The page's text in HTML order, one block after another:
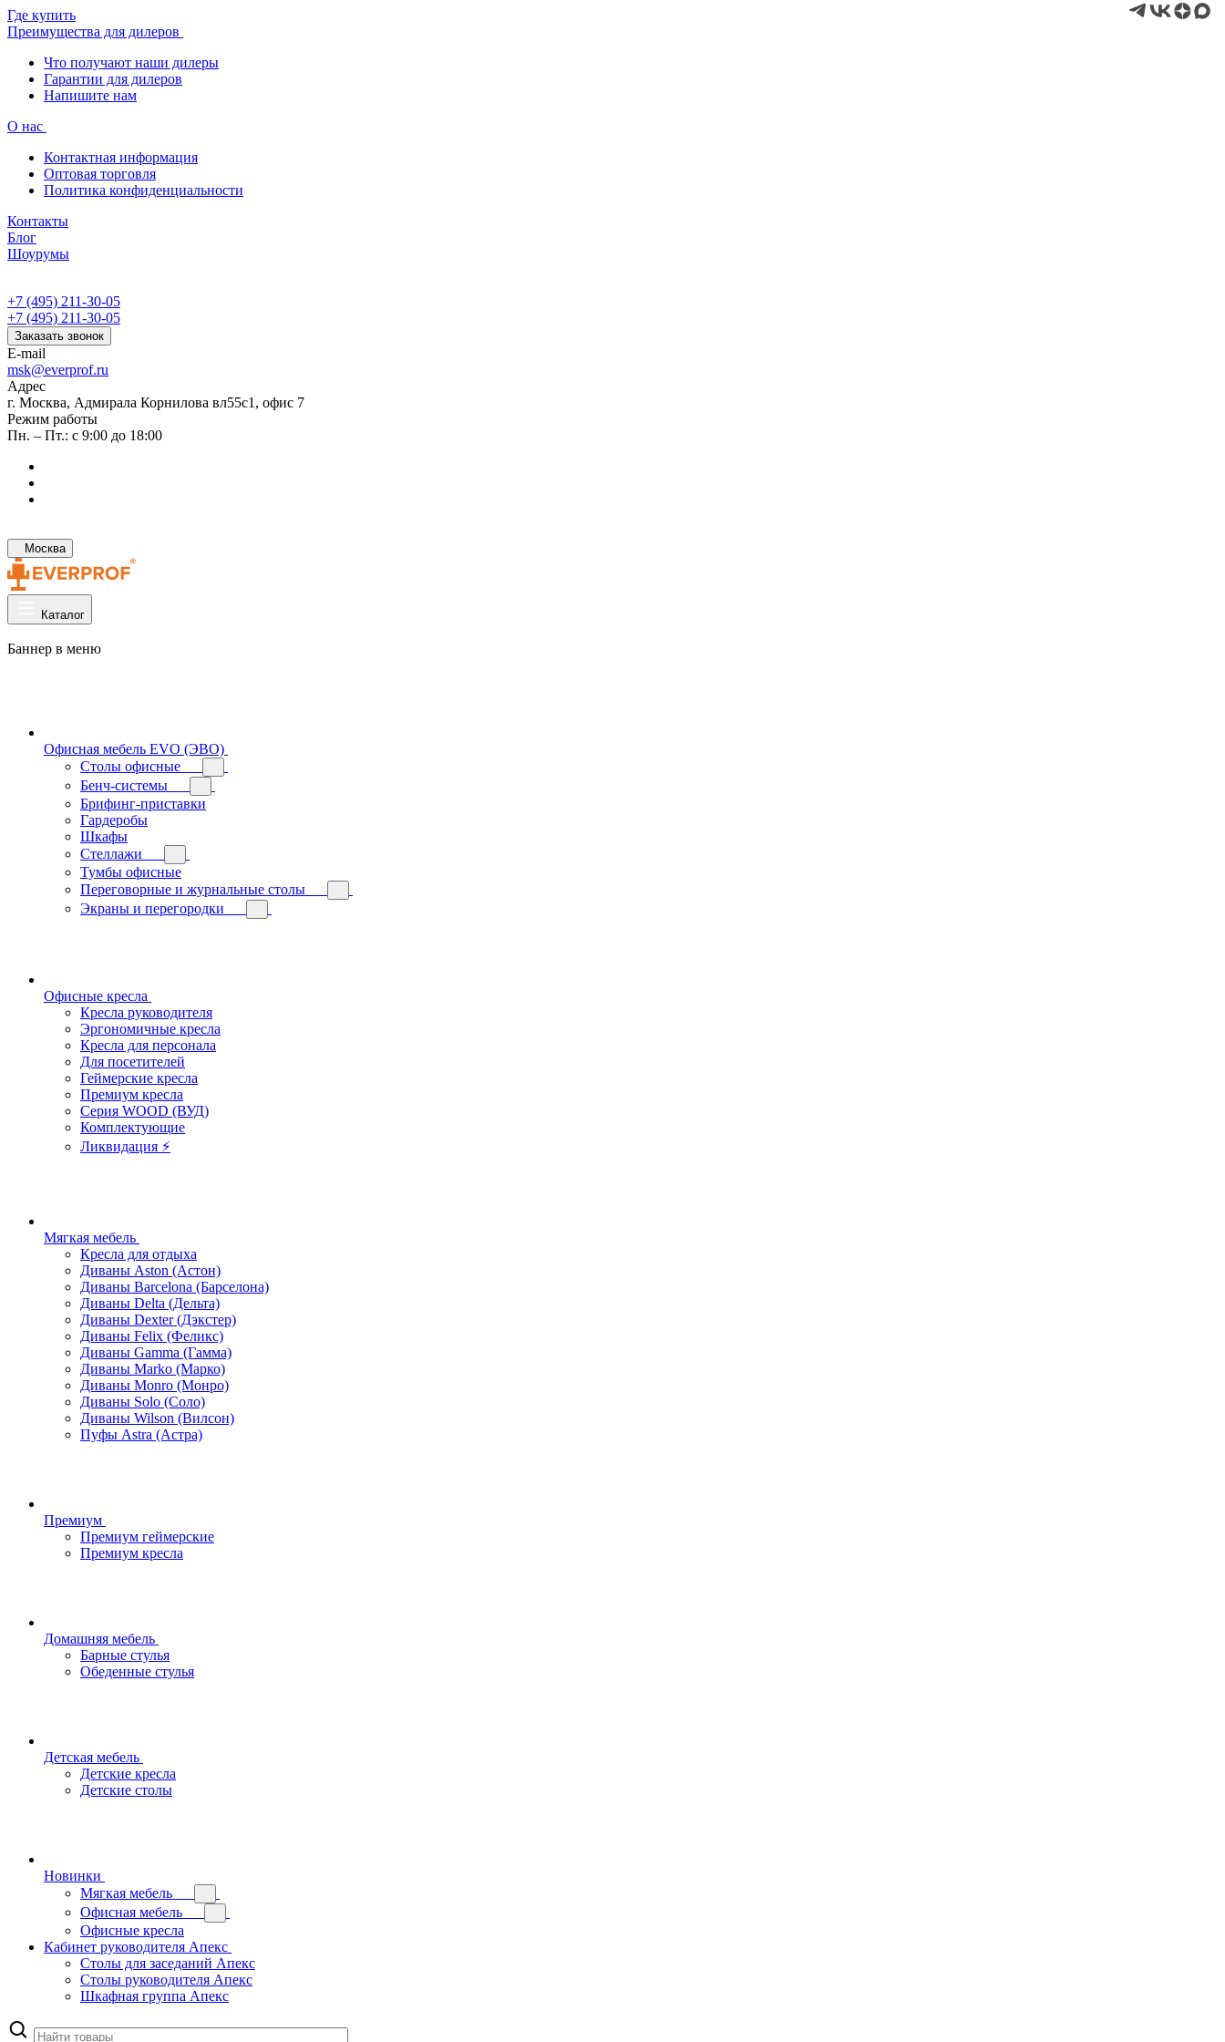
Где купить
Преимущества для дилеров
Что получают наши дилеры
Гарантии для дилеров
Напишите нам
О нас
Контактная информация
Оптовая торговля
Политика конфиденциальности
Контакты
Блог
Шоурумы
+7 (495) 211-30-05
+7 (495) 211-30-05
Заказать звонок
E-mail
msk@everprof.ru
Адрес
г. Москва, Адмирала Корнилова вл55с1, офис 7
Режим работы
Пн. – Пт.: с 9:00 до 18:00
Москва
Каталог
Баннер в меню
Офисная мебель EVO (ЭВО)
Cтолы офисные
Бенч-системы
Брифинг-приставки
Гардеробы
Шкафы
Стеллажи
Тумбы офисные
Переговорные и журнальные столы
Экраны и перегородки
Офисные кресла
Кресла руководителя
Эргономичные кресла
Кресла для персонала
Для посетителей
Геймерские кресла
Премиум кресла
Серия WOOD (ВУД)
Комплектующие
Ликвидация ⚡
Мягкая мебель
Кресла для отдыха
Диваны Aston (Астон)
Диваны Barcelona (Барселона)
Диваны Delta (Дельта)
Диваны Dexter (Дэкстер)
Диваны Felix (Феликс)
Диваны Gamma (Гамма)
Диваны Marko (Марко)
Диваны Monro (Монро)
Диваны Solo (Соло)
Диваны Wilson (Вилсон)
Пуфы Astra (Астра)
Премиум
Премиум геймерские
Премиум кресла
Домашняя мебель
Барные стулья
Обеденные стулья
Детская мебель
Детские кресла
Детские столы
Новинки
Мягкая мебель
Офисная мебель
Офисные кресла
Кабинет руководителя Апекс
Столы для заседаний Апекс
Столы руководителя Апекс
Шкафная группа Апекс